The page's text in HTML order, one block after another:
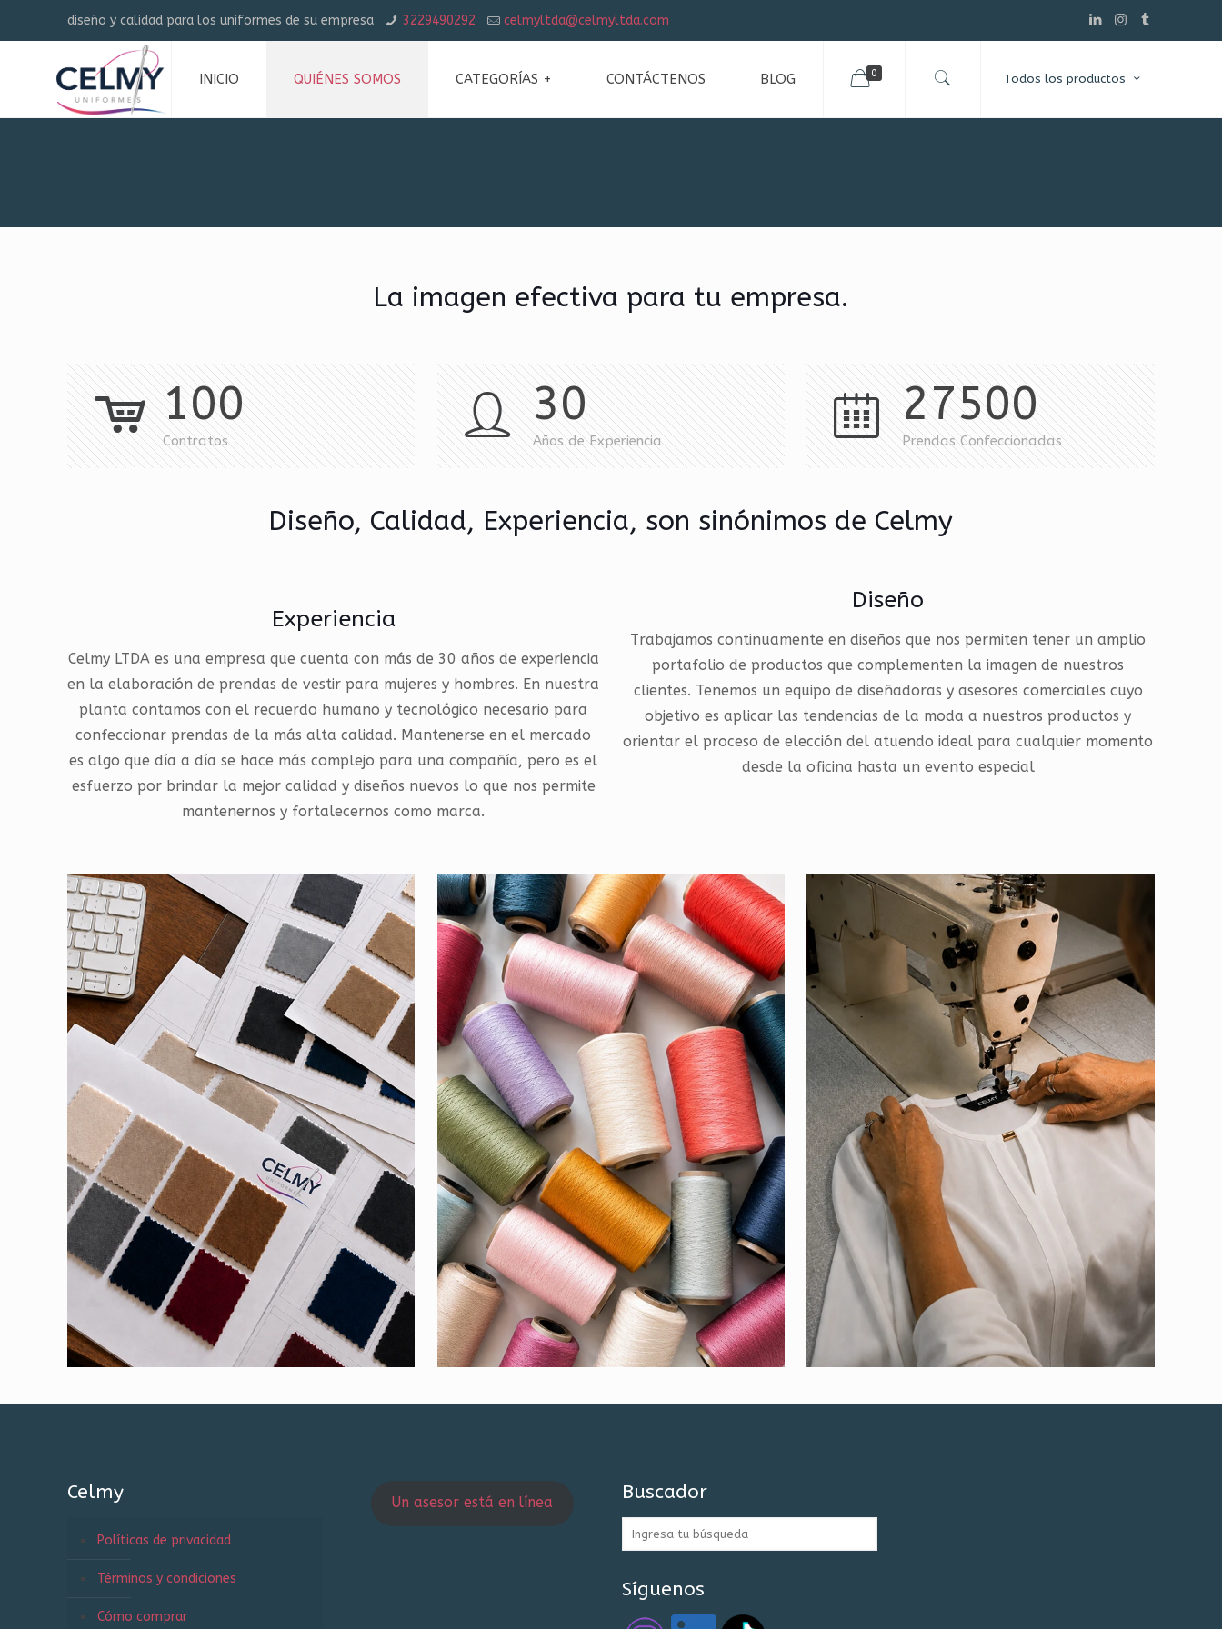
diseño y calidad para los uniformes de su empresa 3229490292 celmyltda@celmyltda.com
INICIO QUIÉNES SOMOS CATEGORÍAS + CONTÁCTENOS BLOG 0 Todos los productos
La imagen efectiva para tu empresa.
100
Contratos
30
Años de Experiencia
27500
Prendas Confeccionadas
Diseño, Calidad, Experiencia, son sinónimos de Celmy
Experiencia
Celmy LTDA es una empresa que cuenta con más de 30 años de experiencia
en la elaboración de prendas de vestir para mujeres y hombres. En nuestra
planta contamos con el recuerdo humano y tecnológico necesario para
confeccionar prendas de la más alta calidad. Mantenerse en el mercado
es algo que día a día se hace más complejo para una compañía, pero es el
esfuerzo por brindar la mejor calidad y diseños nuevos lo que nos permite
mantenernos y fortalecernos como marca.
Diseño
Trabajamos continuamente en diseños que nos permiten tener un amplio
portafolio de productos que complementen la imagen de nuestros
clientes. Tenemos un equipo de diseñadoras y asesores comerciales cuyo
objetivo es aplicar las tendencias de la moda a nuestros productos y
orientar el proceso de elección del atuendo ideal para cualquier momento
desde la oficina hasta un evento especial
Celmy
Políticas de privacidad
Términos y condiciones
Cómo comprar
Un asesor está en línea Buscador
Síguenos